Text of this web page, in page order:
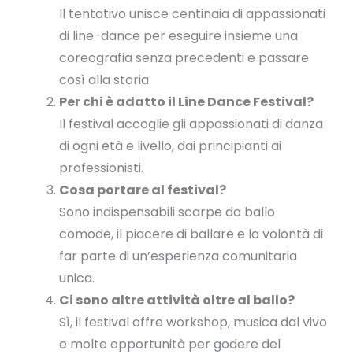
Il tentativo unisce centinaia di appassionati
di line-dance per eseguire insieme una
coreografia senza precedenti e passare
così alla storia.
Per chi è adatto il Line Dance Festival?
Il festival accoglie gli appassionati di danza
di ogni età e livello, dai principianti ai
professionisti.
Cosa portare al festival?
Sono indispensabili scarpe da ballo
comode, il piacere di ballare e la volontà di
far parte di un’esperienza comunitaria
unica.
Ci sono altre attività oltre al ballo?
Sì, il festival offre workshop, musica dal vivo
e molte opportunità per godere del